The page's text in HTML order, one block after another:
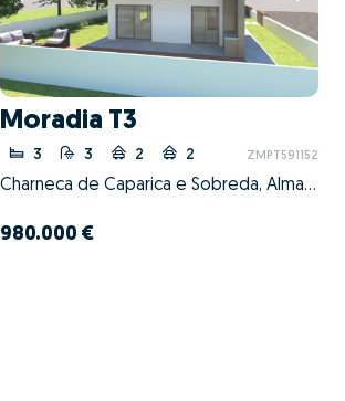
Moradia T3
3 3 2 2 ZMPT591152
Charneca de Caparica e Sobreda, Almada, Setúbal
980.000 €